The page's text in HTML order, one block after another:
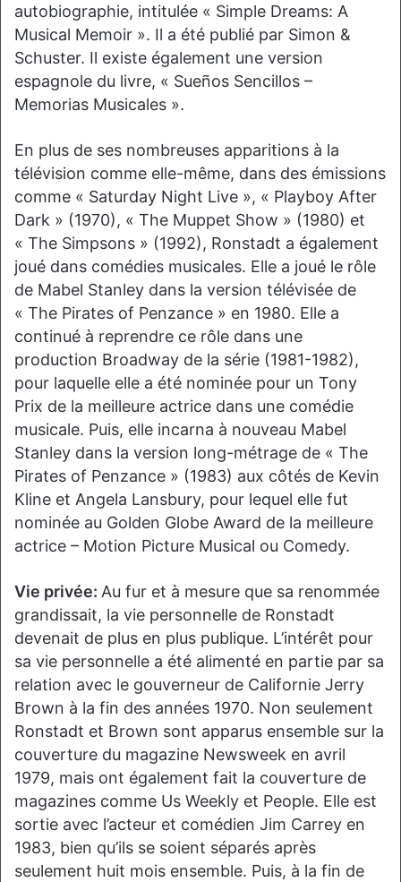
autobiographie, intitulée « Simple Dreams: A
Musical Memoir ». Il a été publié par Simon &
Schuster. Il existe également une version
espagnole du livre, « Sueños Sencillos –
Memorias Musicales ».
En plus de ses nombreuses apparitions à la
télévision comme elle-même, dans des émissions
comme « Saturday Night Live », « Playboy After
Dark » (1970), « The Muppet Show » (1980) et
« The Simpsons » (1992), Ronstadt a également
joué dans comédies musicales. Elle a joué le rôle
de Mabel Stanley dans la version télévisée de
« The Pirates of Penzance » en 1980. Elle a
continué à reprendre ce rôle dans une
production Broadway de la série (1981-1982),
pour laquelle elle a été nominée pour un Tony
Prix ​​de la meilleure actrice dans une comédie
musicale. Puis, elle incarna à nouveau Mabel
Stanley dans la version long-métrage de « The
Pirates of Penzance » (1983) aux côtés de Kevin
Kline et Angela Lansbury, pour lequel elle fut
nominée au Golden Globe Award de la meilleure
actrice – Motion Picture Musical ou Comedy.
Vie privée: Au fur et à mesure que sa renommée
grandissait, la vie personnelle de Ronstadt
devenait de plus en plus publique. L’intérêt pour
sa vie personnelle a été alimenté en partie par sa
relation avec le gouverneur de Californie Jerry
Brown à la fin des années 1970. Non seulement
Ronstadt et Brown sont apparus ensemble sur la
couverture du magazine Newsweek en avril
1979, mais ont également fait la couverture de
magazines comme Us Weekly et People. Elle est
sortie avec l’acteur et comédien Jim Carrey en
1983, bien qu’ils se soient séparés après
seulement huit mois ensemble. Puis, à la fin de